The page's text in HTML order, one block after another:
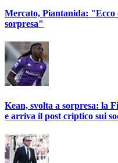
Mercato, Piantanida: "Ecco
sorpresa"
Kean, svolta a sorpresa: la
e arriva il post criptico sui